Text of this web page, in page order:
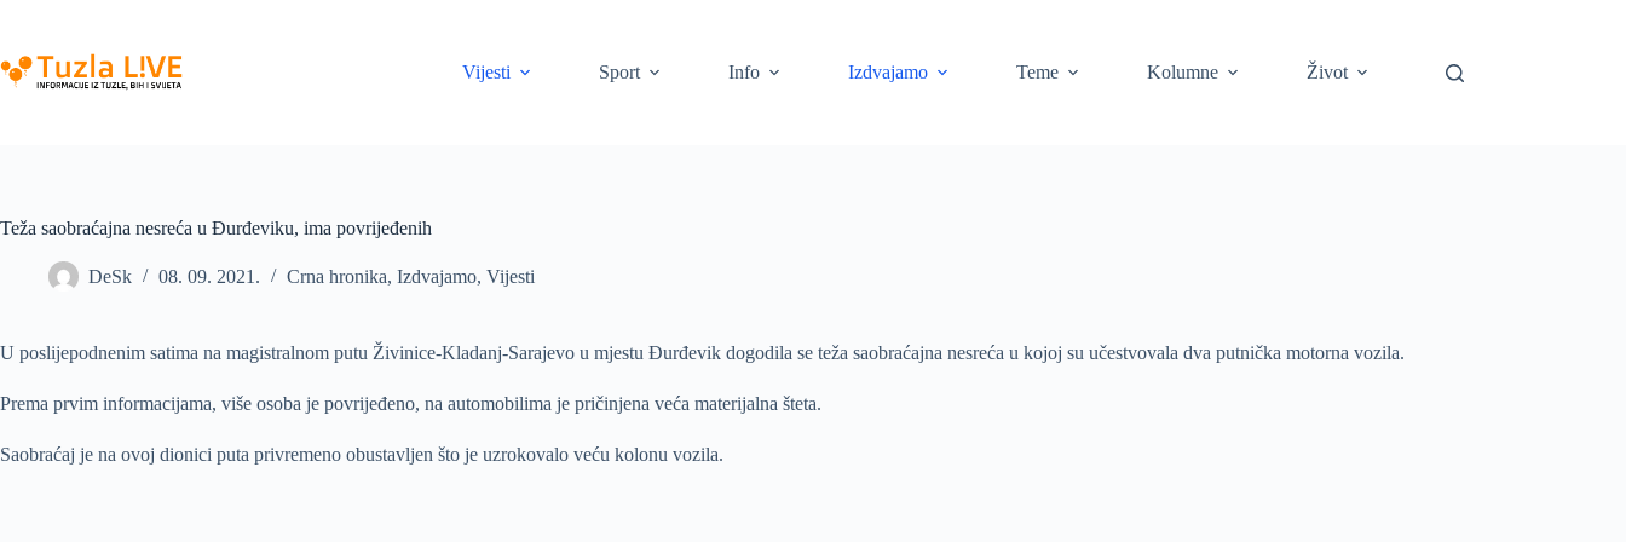
content
Vijesti
Sport Info Izdvajamo Teme Kolumne Život
Teža saobraćajna nesreća u Đurđeviku, ima povrijeđenih
DeSk 08. 09. 2021. Crna hronika, Izdvajamo, Vijesti
U poslijepodnenim satima na magistralnom putu Živinice-Kladanj-Sarajevo u mjestu Đurđevik dogodila se teža saobraćajna nesreća u kojoj su učestvovala dva putnička motorna vozila.
Prema prvim informacijama, više osoba je povrijeđeno, na automobilima je pričinjena veća materijalna šteta.
Saobraćaj je na ovoj dionici puta privremeno obustavljen što je uzrokovalo veću kolonu vozila.